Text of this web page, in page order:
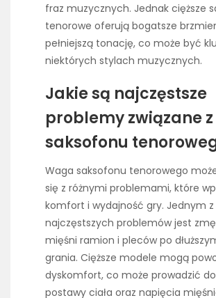
fraz muzycznych. Jednak cięższe
tenorowe oferują bogatsze
pełniejszą tonację, co może być
niektórych stylach muzycznych.
Jakie są najczęstsze
problemy związane
saksofonu
Waga saksofonu tenorowego
się z różnymi problemami, które
komfort i wydajność gry. Jednym z
najczęstszych problemów jest
mięśni ramion i pleców po
grania. Cięższe modele mogą
dyskomfort, co może prowadzić do
postawy ciała oraz napięcia